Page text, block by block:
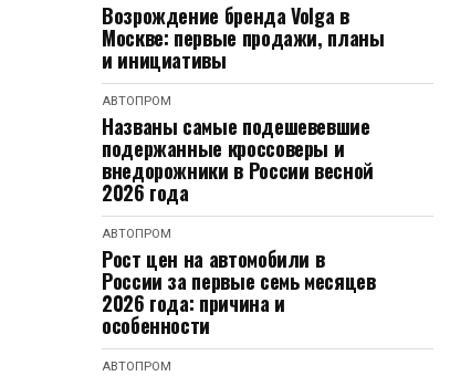
Возрождение бренда Volga в
Москве: первые продажи, планы
и инициативы
АВТОПРОМ
Названы самые подешевевшие
подержанные кроссоверы и
внедорожники в России весной
2026 года
АВТОПРОМ
Рост цен на автомобили в
России за первые семь месяцев
2026 года: причина и
особенности
АВТОПРОМ